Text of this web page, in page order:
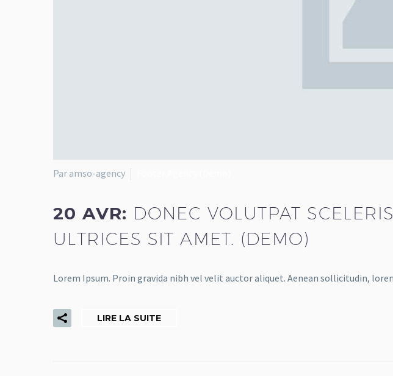
Par amso-agency
20 AVR: DONEC VOLUTPAT
ULTRICES SIT AMET. (DEMO)
Lorem Ipsum. Proin gravida nibh vel velit auctor aliquet. Aenean sollicitudin,
LIRE LA SUITE